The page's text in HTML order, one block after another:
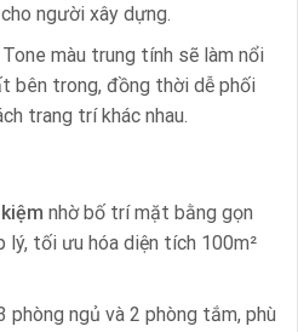
người xây dựng.
Tone màu trung tính sẽ làm nổi
bên trong, đồng thời dễ phối
trang trí khác nhau.
nhờ bố trí mặt bằng gọn
lý, tối ưu hóa diện tích 100m²
phòng ngủ và 2 phòng tắm, phù